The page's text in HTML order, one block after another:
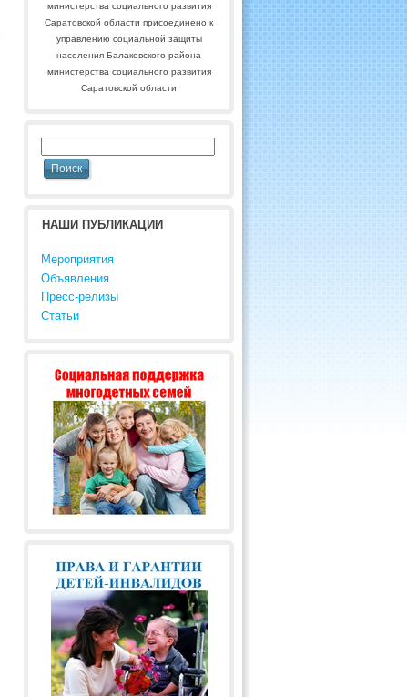
министерства социального развития
Саратовской области присоединено к
управлению социальной защиты
населения Балаковского района
министерства социального развития
Саратовской области
НАШИ ПУБЛИКАЦИИ
Мероприятия
Объявления
Пресс-релизы
Статьи